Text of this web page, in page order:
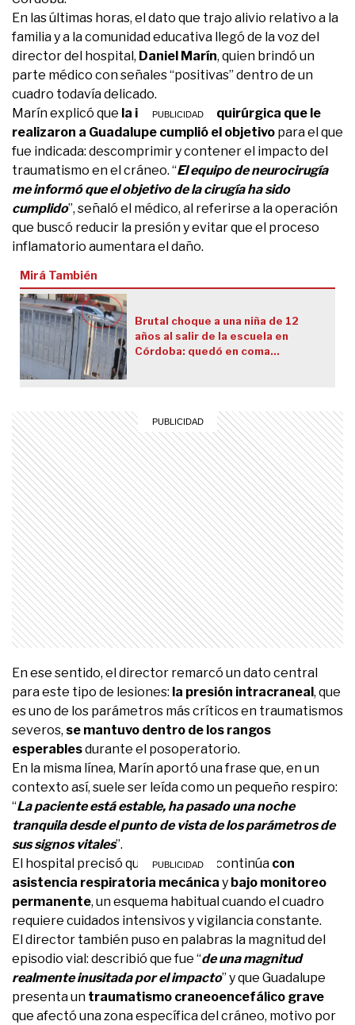
En las últimas horas, el dato que trajo alivio relativo a la
familia y a la comunidad educativa llegó de la voz del
director del hospital, Daniel Marín, quien brindó un
parte médico con señales “positivas” dentro de un
cuadro todavía delicado.
Marín explicó que la intervención quirúrgica que le
realizaron a Guadalupe cumplió el objetivo para el que
fue indicada: descomprimir y contener el impacto del
traumatismo en el cráneo. “El equipo de neurocirugía
me informó que el objetivo de la cirugía ha sido
cumplido”, señaló el médico, al referirse a la operación
que buscó reducir la presión y evitar que el proceso
inflamatorio aumentara el daño.
Mirá También
Brutal choque a una niña de 12
años al salir de la escuela en
Córdoba: quedó en coma
En ese sentido, el director remarcó un dato central
para este tipo de lesiones: la presión intracraneal , que
es uno de los parámetros más críticos en traumatismos
severos, se mantuvo dentro de los rangos
esperablesdurante el posoperatorio.
En la misma línea, Marín aportó una frase que, en un
contexto así, suele ser leída como un pequeño respiro:
“La paciente está estable, ha pasado una noche
tranquila desde el punto de vista de los parámetros de
sus signos vitales”.
El hospital precisó que Guadalupe continúa con
asistencia respiratoria mecánica y bajo monitoreo
permanente, un esquema habitual cuando el cuadro
requiere cuidados intensivos y vigilancia constante.
El director también puso en palabras la magnitud del
episodio vial: describió que fue “de una magnitud
realmente inusitada por el impacto” y que Guadalupe
presenta un traumatismo craneoencefálico grave
que afectó una zona específica del cráneo, motivo por